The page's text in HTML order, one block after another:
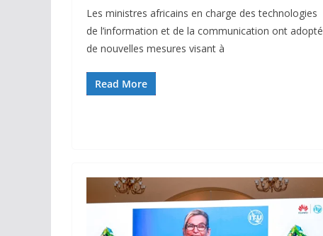
Les ministres africains en charge des technologies
de l’information et de la communication ont adopté
de nouvelles mesures visant à
Read More